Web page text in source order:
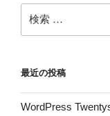
ン
検
索:
最近の投稿
WordPress